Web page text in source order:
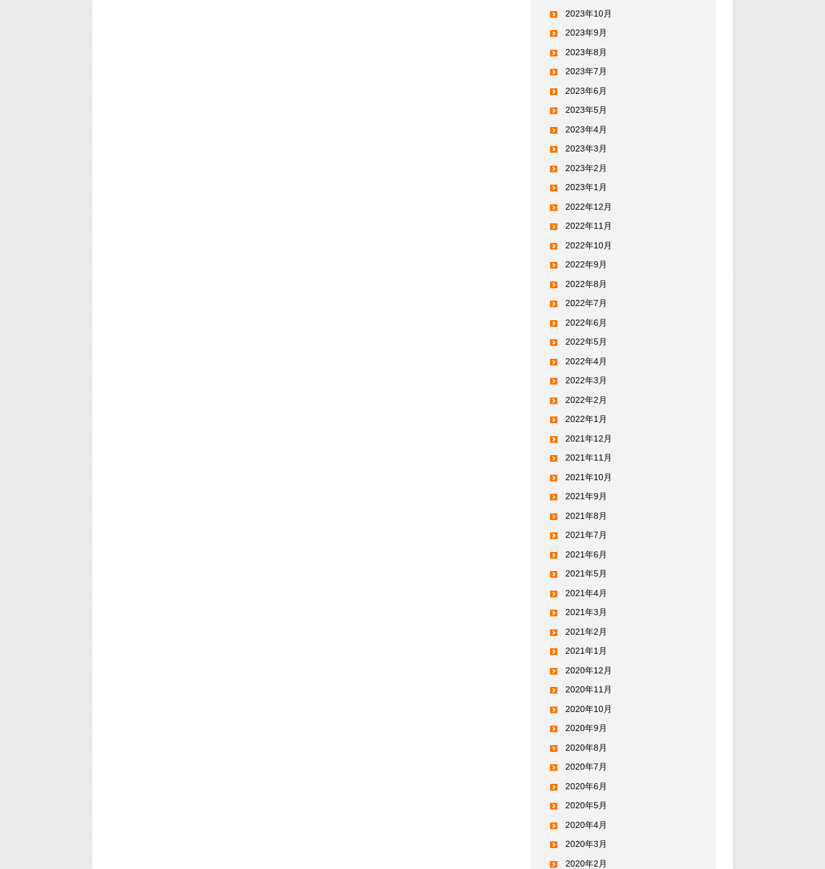
2023年10月
2023年9月
2023年8月
2023年7月
2023年6月
2023年5月
2023年4月
2023年3月
2023年2月
2023年1月
2022年12月
2022年11月
2022年10月
2022年9月
2022年8月
2022年7月
2022年6月
2022年5月
2022年4月
2022年3月
2022年2月
2022年1月
2021年12月
2021年11月
2021年10月
2021年9月
2021年8月
2021年7月
2021年6月
2021年5月
2021年4月
2021年3月
2021年2月
2021年1月
2020年12月
2020年11月
2020年10月
2020年9月
2020年8月
2020年7月
2020年6月
2020年5月
2020年4月
2020年3月
2020年2月